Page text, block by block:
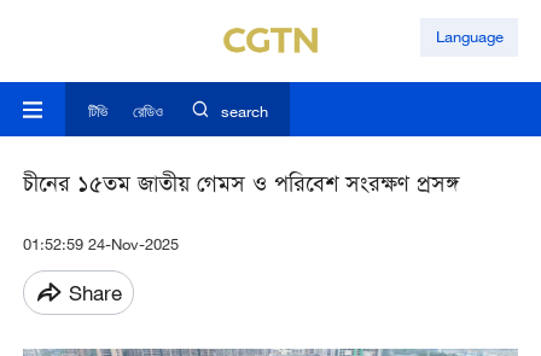
Language
টিভি রেডিও search
চীনের ১৫তম জাতীয় গেমস ও পরিবেশ সংরক্ষণ প্রসঙ্গ
01:52:59 24-Nov-2025
Share